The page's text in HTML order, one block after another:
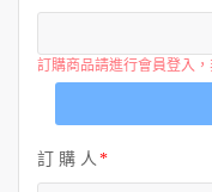
訂購商品請進行會員登入
訂 購 人